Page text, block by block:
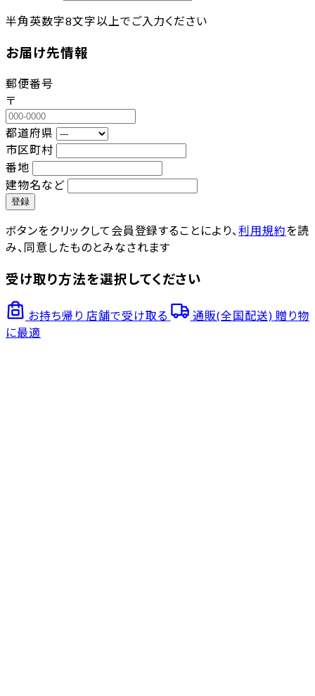
半角英数字8文字以上でご入力ください
お届け先情報
郵便番号
〒
都道府県
市区町村
番地
建物名など
登録
ボタンをクリックして会員登録することにより、利用規約を読
み、同意したものとみなされます
受け取り方法を選択してください
お持ち帰り 店舗で受け取る 通販(全国配送) 贈り物
に最適